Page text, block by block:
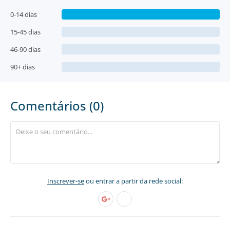
0-14 dias
15-45 dias
46-90 dias
90+ dias
Comentários (0)
Inscrever-seou entrar a partir da rede social: